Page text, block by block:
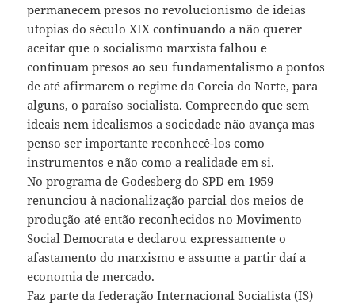
permanecem presos no revolucionismo de ideias
utopias do século XIX continuando a não querer
aceitar que o socialismo marxista falhou e
continuam presos ao seu fundamentalismo a pontos
de até afirmarem o regime da Coreia do Norte, para
alguns, o paraíso socialista. Compreendo que sem
ideais nem idealismos a sociedade não avança mas
penso ser importante reconhecê-los como
instrumentos e não como a realidade em si.
No programa de Godesberg do SPD em 1959
renunciou à nacionalização parcial dos meios de
produção até então reconhecidos no Movimento
Social Democrata e declarou expressamente o
afastamento do marxismo e assume a partir daí a
economia de mercado.
Faz parte da federação Internacional Socialista (IS)